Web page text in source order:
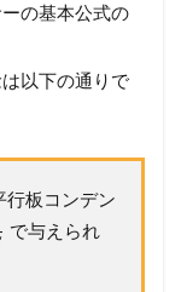
の基本公式の
以下の通りで
行板コンデン
で与えられ